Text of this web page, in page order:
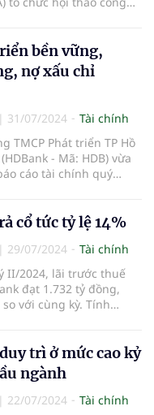
hàng bia. Báo cáo đưa
tích toàn diện về tác
xã hội, và đề xuất
ích giữa ngân sách nhà
sản xuất và người
bền vững,
nợ xấu chỉ
| 31/07/2024
Tài chính
TMCP Phát triển TP Hồ
- Mã: HDB) vừa
cáo tài chính quý
so với cùng kỳ. Các chỉ
và an toàn hoạt động
nâng cao, khẳng
đi đúng của chiến
triển bền vững.
cổ tức tỷ lệ 14%
| 29/07/2024
Tài chính
II/2024, lãi trước thuế
đạt 1.732 tỷ đồng,
với cùng kỳ. Tính
ra, ngân hàng này
bị trả cổ tức cho cổ
gần 14%.
trì ở mức cao kỷ
ngành
| 22/07/2024
Tài chính